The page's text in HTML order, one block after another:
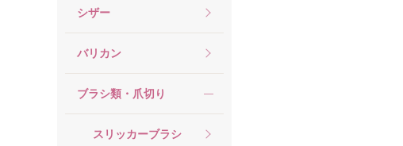
シザー
バリカン
ブラシ類・爪切り
スリッカーブラシ